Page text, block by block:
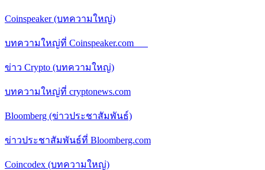
Coinspeaker (บทความใหญ่)
บทความใหญ่ที่ Coinspeaker.com
ข่าว Crypto (บทความใหญ่)
บทความใหญ่ที่ cryptonews.com
Bloomberg (ข่าวประชาสัมพันธ์)
ข่าวประชาสัมพันธ์ที่ Bloomberg.com
Coincodex (บทความใหญ่)